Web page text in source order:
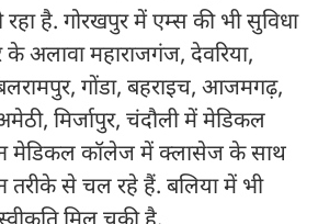
है. गोरखपुर में एम्स की भी सुविधा
के अलावा महाराजगंज, देवरिया,
बलरामपुर, गोंडा, बहराइच, आजमगढ़,
मिर्जापुर, चंदौली में मेडिकल
मेडिकल कॉलेज में क्लासेज के साथ
तरीके से चल रहे हैं. बलिया में भी